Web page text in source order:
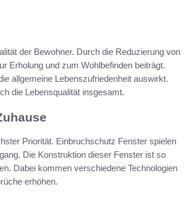
der Bewohner. Durch die Reduzierung von
Erholung und zum Wohlbefinden beiträgt.
allgemeine Lebenszufriedenheit auswirkt.
die Lebensqualität insgesamt.
Priorität. Einbruchschutz Fenster spielen
Die Konstruktion dieser Fenster ist so
Dabei kommen verschiedene Technologien
erhöhen.